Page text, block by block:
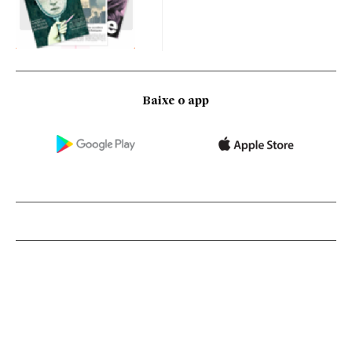
Baixe o app